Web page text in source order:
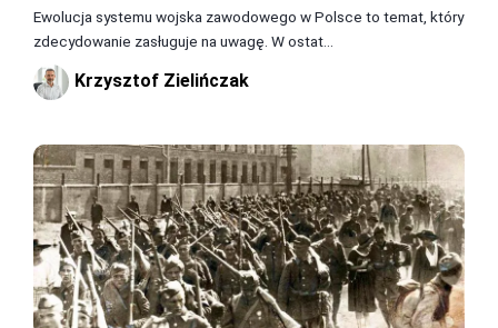
Ewolucja systemu wojska zawodowego w Polsce to temat, który
zdecydowanie zasługuje na uwagę. W ostat...
Krzysztof Zielińczak